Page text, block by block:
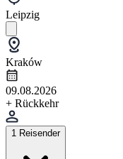
Leipzig
Kraków
09.08.2026
+ Rückkehr
1 Reisender